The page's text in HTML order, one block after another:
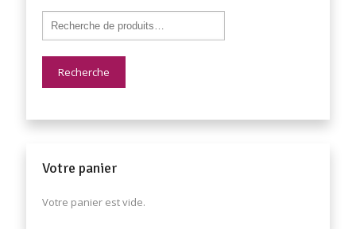
Recherche
Votre panier
Votre panier est vide.